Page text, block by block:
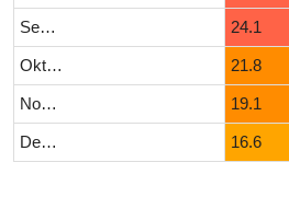
September 24.1
Oktober 21.8
November 19.1
Dezember 16.6